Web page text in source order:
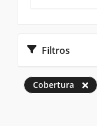
Filtros
Cobertura